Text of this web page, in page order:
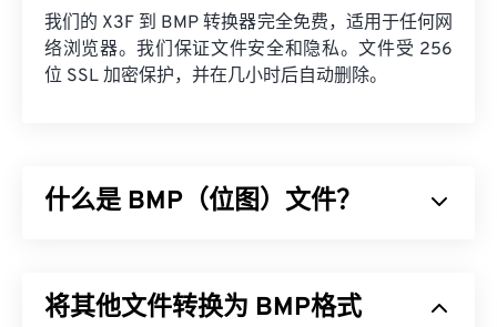
我们的 X3F 到 BMP 转换器完全免费，适用于任何网
络浏览器。我们保证文件安全和隐私。文件受 256
位 SSL 加密保护，并在几小时后自动删除。
什么是 BMP（位图）文件？
为“光栅图形”的点阵数据结构，该结构决定了图像的
将其他文件转换为 BMP格式